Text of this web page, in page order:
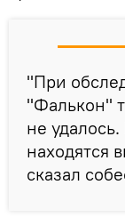
"При
"Фалькон"
не
находятся
сказал